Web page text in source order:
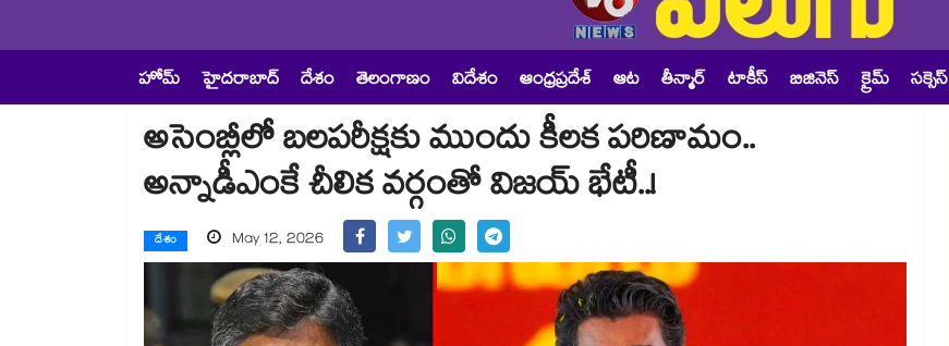
హోమ్ హైదరాబాద్ దేశం తెలంగాణం విదేశం ఆంధ్రప్రదేశ్ ఆట తీన్మార్ టాకీస్ బిజినెస్ క్రైమ్ సక్సెస్
అసెంబ్లీలో బలపరీక్షకు ముందు కీలక పరిణామం..
అన్నాడీఎంకే చీలిక వర్గంతో విజయ్ భేటీ..!
దేశం May 12, 2026